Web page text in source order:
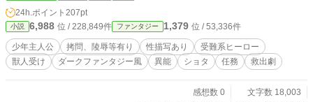
24h.ポイント 207pt
小説 6,988 位 / 228,849件 ファンタジー 1,379 位 / 53,336件
少年主人公 拷問、陵辱等有り 性描写あり
受難系ヒーロー
獣人受け
ダークファンタジー風 異能 ショタ 任務 救出劇
感想数 0
文字数 18,003